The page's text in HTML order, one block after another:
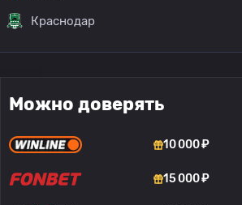
Краснодар
Можно доверять
10 000 ₽
15 000 ₽